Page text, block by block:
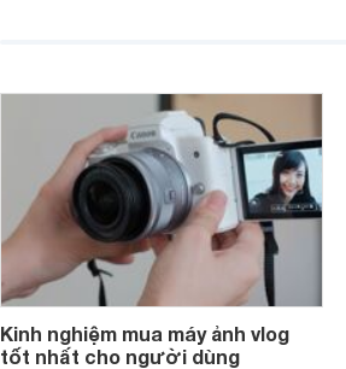
xử lý ảnh JPEG.
Kinh nghiệm mua máy ảnh vlog
tốt nhất cho người dùng